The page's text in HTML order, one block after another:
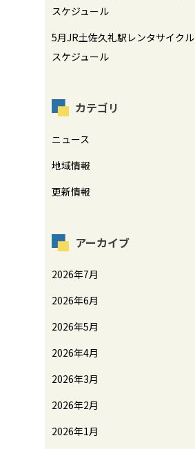
スケジュール
5月JR土佐久礼駅レンタサイクル
スケジュール
カテゴリ
ニュース
地域情報
更新情報
アーカイブ
2026年7月
2026年6月
2026年5月
2026年4月
2026年3月
2026年2月
2026年1月